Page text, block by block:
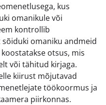
kus
omanikule või
kontrollib
omaniku andmeid
otsus, mis
või tähitud kirjaga.
kiirust mõjutavad
töökoormus ja
piirkonnas.